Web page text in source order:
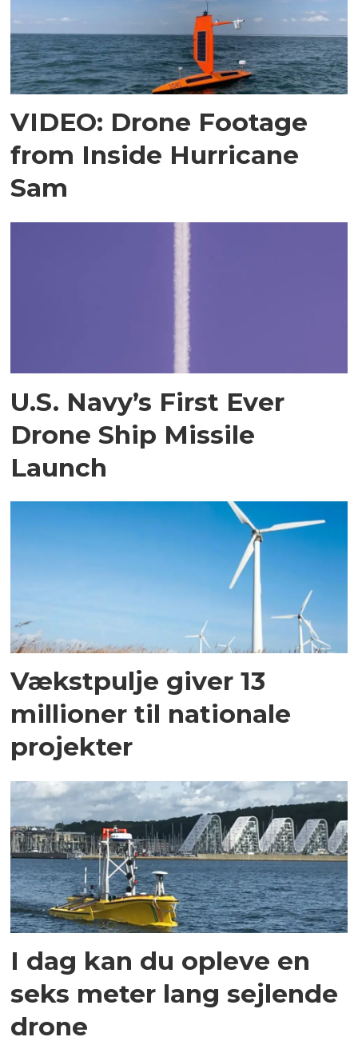
VIDEO: Drone Footage
from Inside Hurricane
Sam
U.S. Navy’s First Ever
Drone Ship Missile
Launch
Vækstpulje giver 13
millioner til nationale
projekter
I dag kan du opleve en
seks meter lang sejlende
drone